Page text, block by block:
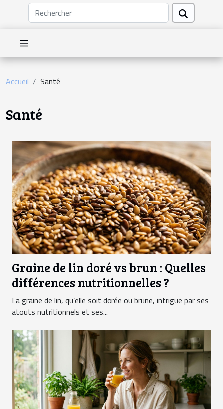
Accueil Santé
Santé
Graine de lin doré vs brun : Quelles
différences nutritionnelles ?
La graine de lin, qu’elle soit dorée ou brune, intrigue par ses
atouts nutritionnels et ses...